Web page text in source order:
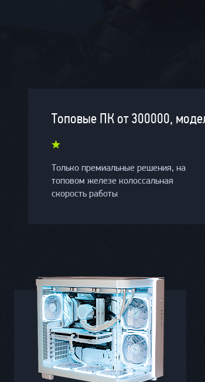
Топовые ПК от 300000,
Только премиальные решения, на
топовом железе колоссальная
скорость работы